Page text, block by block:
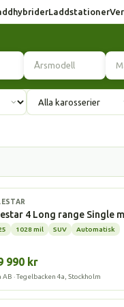
Laddstationer
4 Long range Single
1028 mil SUV Automatisk
990 kr
AB · Tegelbacken 4a, Stockholm